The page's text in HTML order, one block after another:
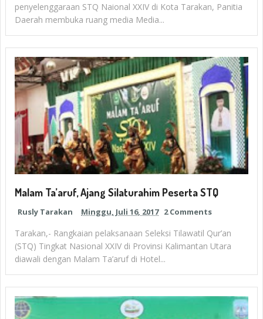
penyelenggaraan STQ Naional XXIV di Kota Tarakan, Panitia
Daerah membuka ruang media Media...
Malam Ta’aruf, Ajang Silaturahim Peserta STQ
Rusly Tarakan Minggu, Juli 16, 2017 2 Comments
Tarakan,- Rangkaian pelaksanaan Seleksi Tilawatil Qur’an
(STQ) Tingkat Nasional XXIV di Provinsi Kalimantan Utara
diawali dengan Malam Ta’aruf di Hotel...